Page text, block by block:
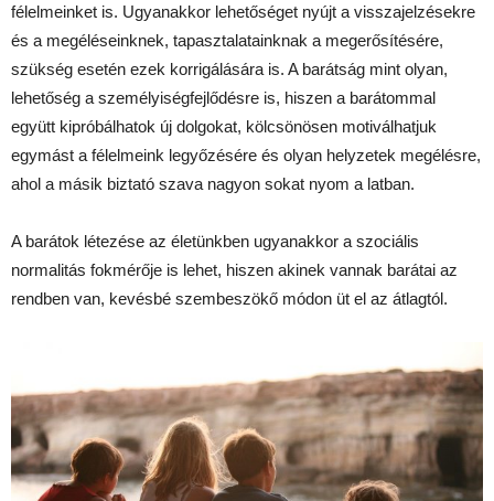
félelmeinket is. Ugyanakkor lehetőséget nyújt a visszajelzésekre
és a megéléseinknek, tapasztalatainknak a megerősítésére,
szükség esetén ezek korrigálására is. A barátság mint olyan,
lehetőség a személyiségfejlődésre is, hiszen a barátommal
együtt kipróbálhatok új dolgokat, kölcsönösen motiválhatjuk
egymást a félelmeink legyőzésére és olyan helyzetek megélésre,
ahol a másik biztató szava nagyon sokat nyom a latban.
A barátok létezése az életünkben ugyanakkor a szociális
normalitás fokmérője is lehet, hiszen akinek vannak barátai az
rendben van, kevésbé szembeszökő módon üt el az átlagtól.